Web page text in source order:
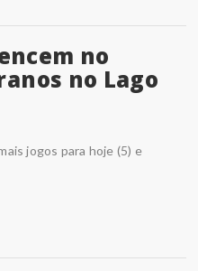
no
no Lago
jogos para hoje (5) e